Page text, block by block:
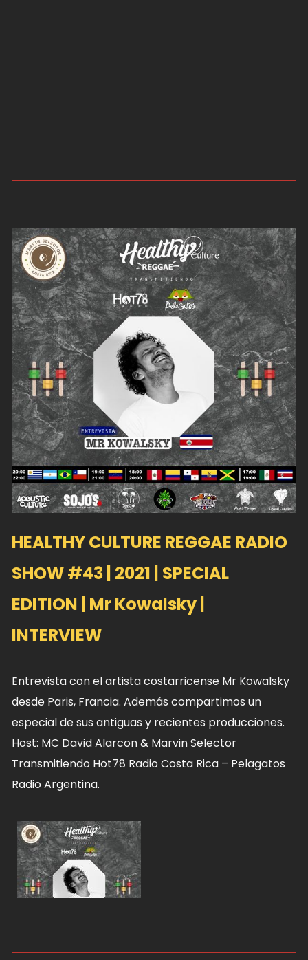
HEALTHY CULTURE REGGAE RADIO
SHOW #43 | 2021 | SPECIAL
EDITION | Mr Kowalsky |
INTERVIEW
Entrevista con el artista costarricense Mr Kowalsky
desde Paris, Francia. Además compartimos un
especial de sus antiguas y recientes producciones.
Host: MC David Alarcon & Marvin Selector
Transmitiendo Hot78 Radio Costa Rica – Pelagatos
Radio Argentina.